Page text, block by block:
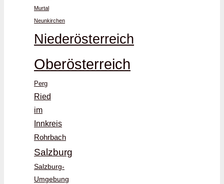
Murtal
Neunkirchen
Niederösterreich
Oberösterreich
Perg
Ried
im
Innkreis
Rohrbach
Salzburg
Salzburg-
Umgebung